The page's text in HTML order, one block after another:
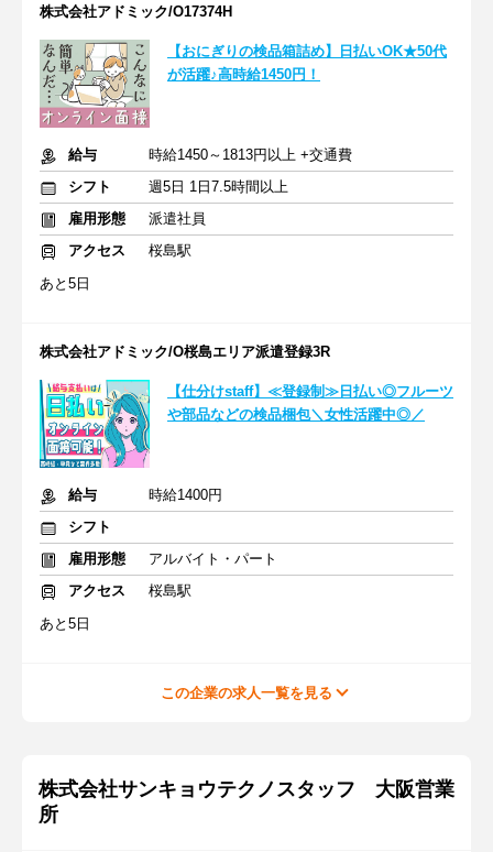
株式会社アドミック/O17374H
【おにぎりの検品箱詰め】日払いOK★50代
が活躍♪高時給1450円！
給与
時給1450～1813円以上 +交通費
シフト
週5日 1日7.5時間以上
雇用形態
派遣社員
アクセス
桜島駅
あと5日
株式会社アドミック/O桜島エリア派遣登録3R
【仕分けstaff】≪登録制≫日払い◎フルーツ
や部品などの検品梱包＼女性活躍中◎／
給与
時給1400円
シフト
雇用形態
アルバイト・パート
アクセス
桜島駅
あと5日
この企業の求人一覧を見る
株式会社サンキョウテクノスタッフ 大阪営業
所